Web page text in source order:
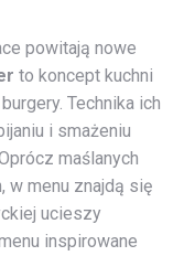
powitają nowe
to koncept kuchni
Technika ich
i smażeniu
maślanych
w menu znajdą się
ucieszy
inspirowane